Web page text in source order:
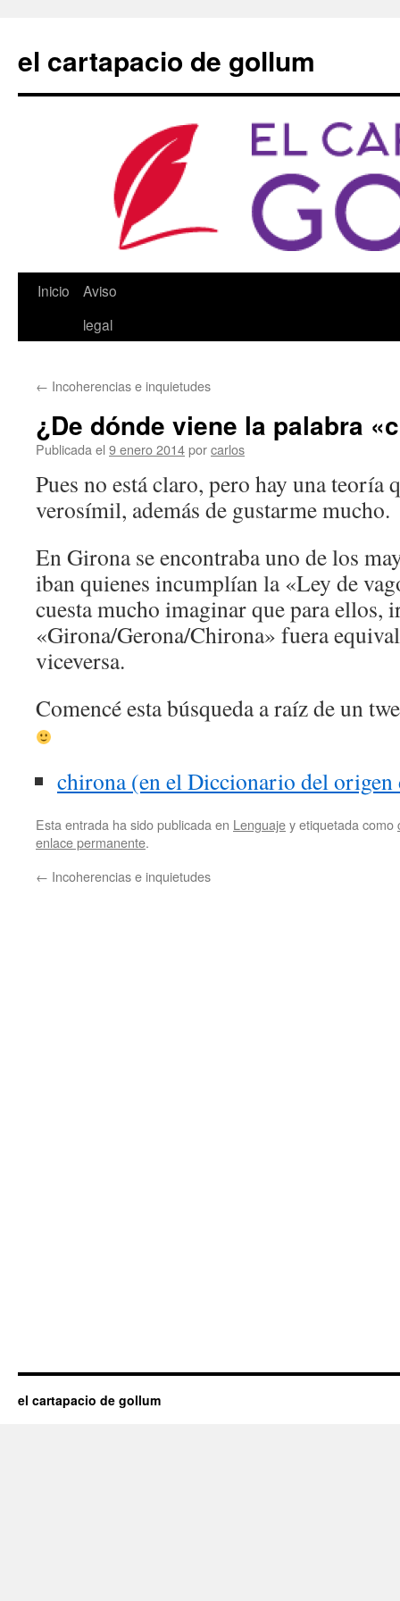
contenido
el cartapacio de gollum
Inicio
Aviso
legal
← Incoherencias e inquietudes
¿De dónde viene la palabra
Publicada el 9 enero 2014porcarlos
Pues no está claro, pero hay una teoría
verosímil, además de gustarme mucho.
En Girona se encontraba uno de los
iban quienes incumplían la «Ley de
cuesta mucho imaginar que para ellos,
«Girona/Gerona/Chirona» fuera
viceversa.
Comencé esta búsqueda a raíz de un
chirona (en el Diccionario del origen
Esta entrada ha sido publicada en Lenguajey etiquetada como
enlace permanente.
← Incoherencias e inquietudes
el cartapacio de gollum